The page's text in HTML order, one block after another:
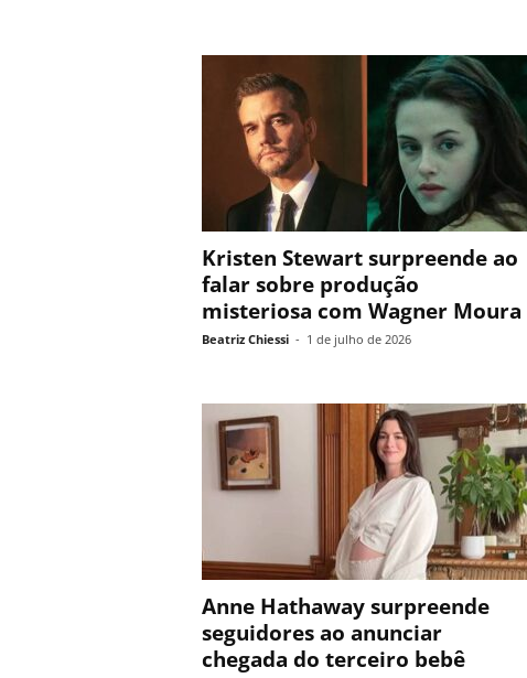
Kristen Stewart surpreende ao
falar sobre produção
misteriosa com Wagner Moura
Beatriz Chiessi - 1 de julho de 2026
Anne Hathaway surpreende
seguidores ao anunciar
chegada do terceiro bebê